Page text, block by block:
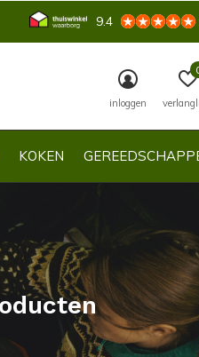
KOKEN
inloggen
9.4